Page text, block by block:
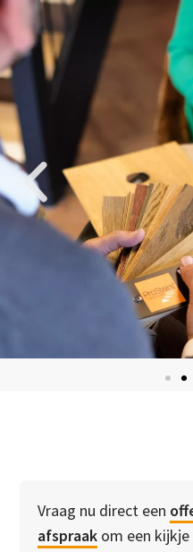
Vraag nu direct een
afspraak om een